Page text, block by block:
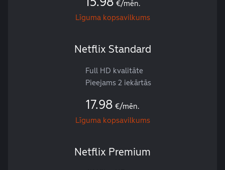
€/mēn.
Līguma kopsavilkums
Netflix Standard
Full HD kvalitāte
Pieejams 2 iekārtās
17.98 €/mēn.
Līguma kopsavilkums
Netflix Premium